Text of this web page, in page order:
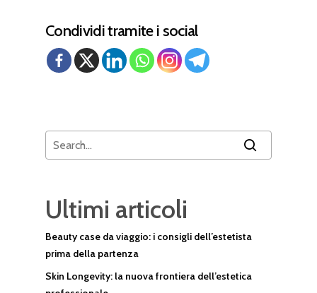
Condividi tramite i social
Ultimi articoli
Beauty case da viaggio: i consigli dell’estetista
prima della partenza
Skin Longevity: la nuova frontiera dell’estetica